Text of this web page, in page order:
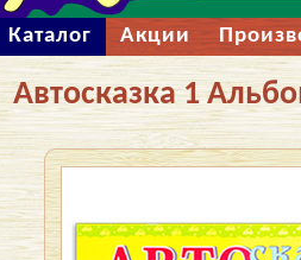
Каталог Акции
Автосказка 1